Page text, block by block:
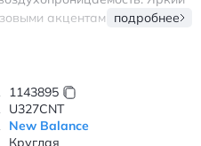
акцентами
движении. Модель с
время года. Легкие и
надежным выбором для
на шоссе. - Натуральный
подробнее
1143895
U327CNT
New Balance
Круглая